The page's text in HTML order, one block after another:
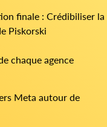
finale : Crédibiliser la
Piskorski
chaque agence
Meta autour de